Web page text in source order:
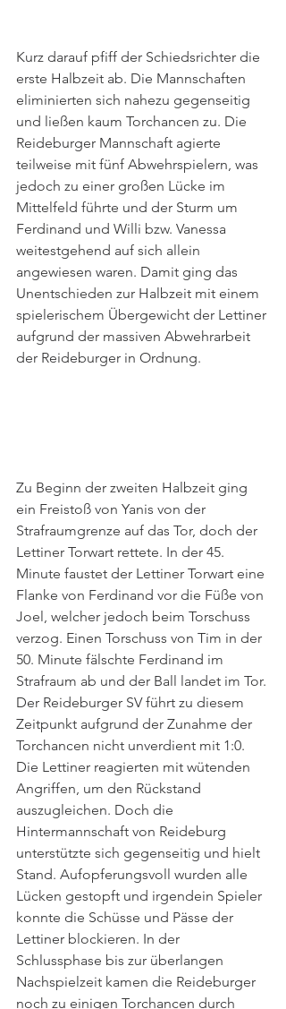
Kurz darauf pfiff der Schiedsrichter die
erste Halbzeit ab. Die Mannschaften
eliminierten sich nahezu gegenseitig
und ließen kaum Torchancen zu. Die
Reideburger Mannschaft agierte
teilweise mit fünf Abwehrspielern, was
jedoch zu einer großen Lücke im
Mittelfeld führte und der Sturm um
Ferdinand und Willi bzw. Vanessa
weitestgehend auf sich allein
angewiesen waren. Damit ging das
Unentschieden zur Halbzeit mit einem
spielerischem Übergewicht der Lettiner
aufgrund der massiven Abwehrarbeit
der Reideburger in Ordnung.
Zu Beginn der zweiten Halbzeit ging
ein Freistoß von Yanis von der
Strafraumgrenze auf das Tor, doch der
Lettiner Torwart rettete. In der 45.
Minute faustet der Lettiner Torwart eine
Flanke von Ferdinand vor die Füße von
Joel, welcher jedoch beim Torschuss
verzog. Einen Torschuss von Tim in der
50. Minute fälschte Ferdinand im
Strafraum ab und der Ball landet im Tor.
Der Reideburger SV führt zu diesem
Zeitpunkt aufgrund der Zunahme der
Torchancen nicht unverdient mit 1:0.
Die Lettiner reagierten mit wütenden
Angriffen, um den Rückstand
auszugleichen. Doch die
Hintermannschaft von Reideburg
unterstützte sich gegenseitig und hielt
Stand. Aufopferungsvoll wurden alle
Lücken gestopft und irgendein Spieler
konnte die Schüsse und Pässe der
Lettiner blockieren. In der
Schlussphase bis zur überlangen
Nachspielzeit kamen die Reideburger
noch zu einigen Torchancen durch